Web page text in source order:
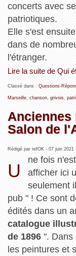
concerts avec
patriotiques.
Elle s'est
dans de
l'étranger.
Lire la suite de Qui
Classé dans : Questions-
Marseille, chanson, grivois,
Salon de
Rédigé par refOK - 07 juin 2021
U
ne fois
afficher ici
seulement
pub " ! Ce sont
édités dans un
catalogue
de 1896". Dans
les peintures et